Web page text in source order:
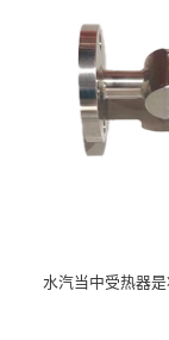
水汽当中受热器